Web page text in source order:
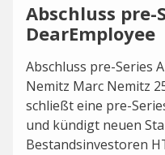
Abschluss pre-
DearEmployee
Abschluss pre-Series
Nemitz Marc Nemitz
schließt eine pre-
und kündigt neuen
Bestandsinvestoren